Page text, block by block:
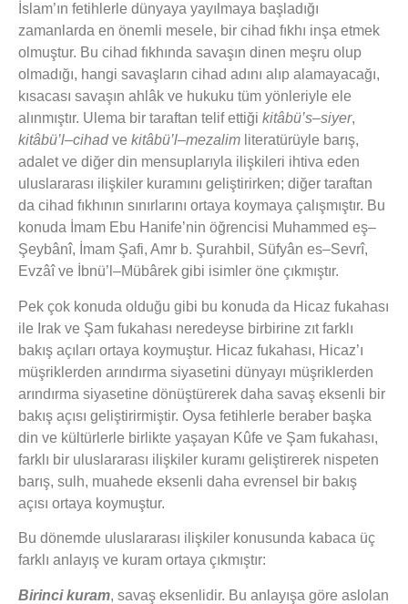
İslam’ın fetihlerle dünyaya yayılmaya başladığı
zamanlarda en önemli mesele, bir cihad fıkhı inşa etmek
olmuştur. Bu cihad fıkhında savaşın dinen meşru olup
olmadığı, hangi savaşların cihad adını alıp alamayacağı,
kısacası savaşın ahlâk ve hukuku tüm yönleriyle ele
alınmıştır. Ulema bir taraftan telif ettiği kitâbü’s–siyer,
kitâbü’l–cihadve kitâbü’l–mezalim literatürüyle barış,
adalet ve diğer din mensuplarıyla ilişkileri ihtiva eden
uluslararası ilişkiler kuramını geliştirirken; diğer taraftan
da cihad fıkhının sınırlarını ortaya koymaya çalışmıştır. Bu
konuda İmam Ebu Hanife’nin öğrencisi Muhammed eş–
Şeybânî, İmam Şafi, Amr b. Şurahbil, Süfyân es–Sevrî,
Evzâî ve İbnü’l–Mübârek gibi isimler öne çıkmıştır.
Pek çok konuda olduğu gibi bu konuda da Hicaz fukahası
ile Irak ve Şam fukahası neredeyse birbirine zıt farklı
bakış açıları ortaya koymuştur. Hicaz fukahası, Hicaz’ı
müşriklerden arındırma siyasetini dünyayı müşriklerden
arındırma siyasetine dönüştürerek daha savaş eksenli bir
bakış açısı geliştirirmiştir. Oysa fetihlerle beraber başka
din ve kültürlerle birlikte yaşayan Kûfe ve Şam fukahası,
farklı bir uluslararası ilişkiler kuramı geliştirerek nispeten
barış, sulh, muahede eksenli daha evrensel bir bakış
açısı ortaya koymuştur.
Bu dönemde uluslararası ilişkiler konusunda kabaca üç
farklı anlayış ve kuram ortaya çıkmıştır:
Birinci kuram, savaş eksenlidir. Bu anlayışa göre aslolan